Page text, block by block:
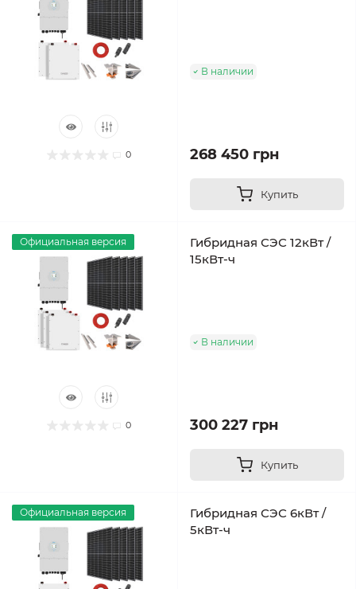
0
В наличии
268 450 грн
Купить
Официальная версия
0
Гибридная СЭС 12кВт /
15кВт-ч
В наличии
300 227 грн
Купить
Официальная версия
Гибридная СЭС 6кВт /
5кВт-ч